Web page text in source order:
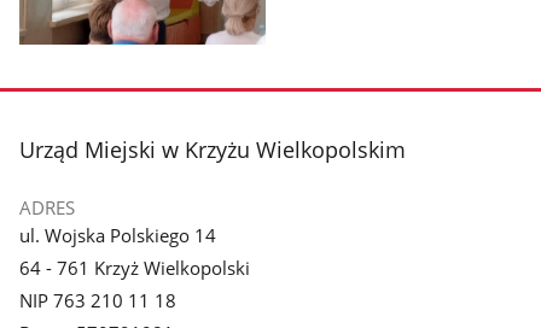
galerii.
stopka
Urząd Miejski w Krzyżu Wielkopolskim
ADRES
ul. Wojska Polskiego 14
64 - 761 Krzyż Wielkopolski
NIP 763 210 11 18